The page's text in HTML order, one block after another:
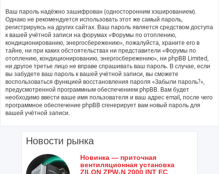
Ваш пароль надёжно зашифрован (односторонним хэшированием).
Однако не рекомендуется использовать этот же самый пароль,
регистрируясь на других сайтах. Ваш пароль является средством доступа
к вашей учётной записи на форумах «Форумы по отоплению,
кондиционированию, энергосбережению», пожалуйста, храните его в
тайне, ни при каких обстоятельствах ни представители «Форумы по
отоплению, кондиционированию, энергосбережению», ни phpBB Limited,
ни другое третье лицо не вправе спрашивать ваш пароль. В случае, если
вы забудете ваш пароль к вашей учётной записи, вы сможете
воспользоваться функцией восстановления пароля «Забыли пароль?»,
предусмотренной программным обеспечением phpBB. Вам будет
необходимо ввести ваше имя пользователя и ваш адрес email, после чего
программное обеспечение phpBB сгенерирует вам новый пароль для
вашей учётной записи.
Новости рынка
Новинка — приточная
вентиляционная установка
ZILON ZPW-N 2000 INT EC